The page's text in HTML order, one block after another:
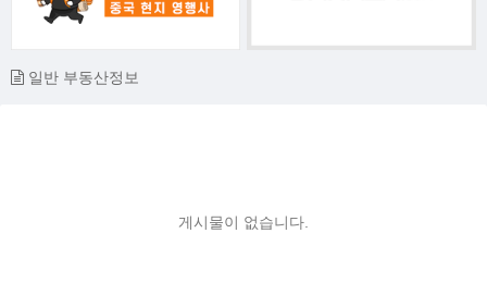
일반 부동산정보
게시물이 없습니다.